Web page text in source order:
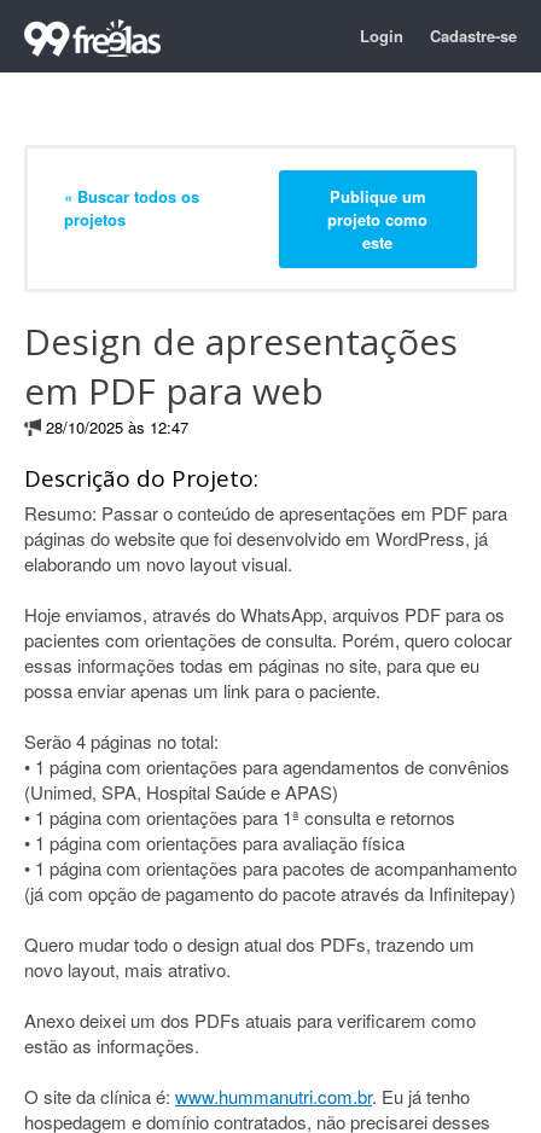
Login Cadastre-se
« Buscar todos os
projetos
Publique um
projeto como
este
Design de apresentações
em PDF para web
28/10/2025 às 12:47
Descrição do Projeto:
Resumo: Passar o conteúdo de apresentações em PDF para
páginas do website que foi desenvolvido em WordPress, já
elaborando um novo layout visual.
Hoje enviamos, através do WhatsApp, arquivos PDF para os
pacientes com orientações de consulta. Porém, quero colocar
essas informações todas em páginas no site, para que eu
possa enviar apenas um link para o paciente.
Serão 4 páginas no total:
• 1 página com orientações para agendamentos de convênios
(Unimed, SPA, Hospital Saúde e APAS)
• 1 página com orientações para 1ª consulta e retornos
• 1 página com orientações para avaliação física
• 1 página com orientações para pacotes de acompanhamento
(já com opção de pagamento do pacote através da Infinitepay)
Quero mudar todo o design atual dos PDFs, trazendo um
novo layout, mais atrativo.
Anexo deixei um dos PDFs atuais para verificarem como
estão as informações.
O site da clínica é: www.hummanutri.com.br. Eu já tenho
hospedagem e domínio contratados, não precisarei desses